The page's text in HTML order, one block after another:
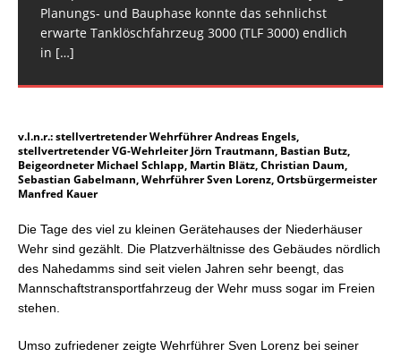
Planungs- und Bauphase konnte das sehnlichst
erwarte Tanklöschfahrzeug 3000 (TLF 3000) endlich
in […]
handelte sich […]
überörtliche Anforderung der
[…]
v.l.n.r.: stellvertretender Wehrführer Andreas Engels,
stellvertretender VG-Wehrleiter Jörn Trautmann, Bastian Butz,
Beigeordneter Michael Schlapp, Martin Blätz, Christian Daum,
Sebastian Gabelmann, Wehrführer Sven Lorenz, Ortsbürgermeister
Manfred Kauer
Die Tage des viel zu kleinen Gerätehauses der Niederhäuser
Wehr sind gezählt. Die Platzverhältnisse des Gebäudes nördlich
des Nahedamms sind seit vielen Jahren sehr beengt, das
Mannschaftstransportfahrzeug der Wehr muss sogar im Freien
stehen.
Umso zufriedener zeigte Wehrführer Sven Lorenz bei seiner